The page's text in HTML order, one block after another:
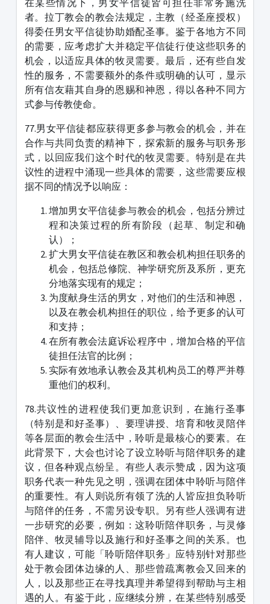
在某些情况下，男女平信徒皆可担任非常务施洗
者。拉丁教会的教会法规定，主教（经圣座授权）
得委任男女平信徒协助婚配圣事。鉴于各地方不同
的需要，应考虑扩大并稳定平信徒行使这些职务的
机会，以适应具体的牧灵需要。最后，还有些自发
性的服务，不需要额外的条件或明确的认可，显示
所有信友藉其自身的恩赐和神恩，得以各种不同方
式参与传教使命。
77.男女平信徒都应获得更多参与教会的机会，并在
合作与共同负责的精神下，探索新的服务与职务形
式，以回应我们这个时代的牧灵需要。特别是在共
议性的进程中涌现一些具体的需要，这些需要应根
据不同的情况予以响应：
增加男女平信徒参与教会的机会，包括分辨过
程和决策过程的所有阶段（起草、制定和确
认）；
扩大男女平信徒在教区和教会机构担任职务的
机会，包括总修院、神学研究所及系所，更充
分地落实现有的规定；
为度献身生活的男女，对他们的生活和神恩，
以及在教会机构担任的职位，给予更多的认可
和支持；
在所有教会法庭诉讼程序中，增加合格的平信
徒担任法官的比例；
实际有效地承认教会及其机构员工的尊严并尊
重他们的权利。
78.共议性的进程使我们更加意识到，在施行圣事
（特别是和好圣事）、要理讲授、培育和牧灵陪伴
等各层面的教会生活中，聆听是最核心的要素。在
此背景下，大会也讨论了设立聆听与陪伴职务的建
议，但各种观点纷呈。有些人表示赞成，因为这项
职务代表一种先见之明，强调在团体中聆听与陪伴
的重要性。有人则说所有领了洗的人皆应担负聆听
与陪伴的任务，不需另设专职。另有些人强调有进
一步研究的必要，例如：这聆听陪伴职务，与灵修
陪伴、牧灵辅导以及施行和好圣事之间的关系。也
有人建议，可能「聆听陪伴职务」应特别针对那些
处于教会团体边缘的人、那些曾疏离教会又回来的
人，以及那些正在寻找真理并希望得到帮助与主相
遇的人。有鉴于此，应继续分辨，在某些特别感受